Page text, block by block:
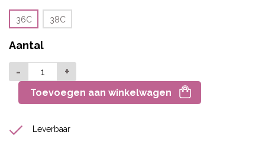
36C 38C
Aantal
- +
Toevoegen aan winkelwagen
Leverbaar